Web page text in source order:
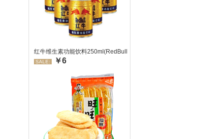
红牛维生素功能饮料250ml(RedBull/红牛)
SALE: ￥6